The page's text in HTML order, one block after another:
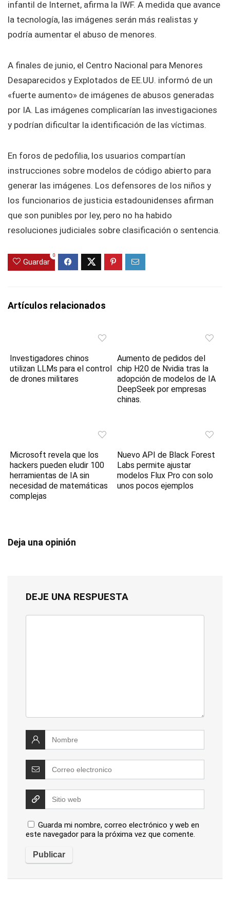
infantil de Internet, afirma la IWF. A medida que avance
la tecnología, las imágenes serán más realistas y
podría aumentar el abuso de menores.
A finales de junio, el Centro Nacional para Menores
Desaparecidos y Explotados de EE.UU. informó de un
«fuerte aumento» de imágenes de abusos generadas
por IA. Las imágenes complicarían las investigaciones
y podrían dificultar la identificación de las víctimas.
En foros de pedofilia, los usuarios compartían
instrucciones sobre modelos de código abierto para
generar las imágenes. Los defensores de los niños y
los funcionarios de justicia estadounidenses afirman
que son punibles por ley, pero no ha habido
resoluciones judiciales sobre clasificación o sentencia.
Guardar
0
Artículos relacionados
Investigadores chinos
utilizan LLMs para el control
de drones militares
Aumento de pedidos del
chip H20 de Nvidia tras la
adopción de modelos de IA
DeepSeek por empresas
chinas.
Microsoft revela que los
hackers pueden eludir 100
herramientas de IA sin
necesidad de matemáticas
complejas
Nuevo API de Black Forest
Labs permite ajustar
modelos Flux Pro con solo
unos pocos ejemplos
Deja una opinión
DEJE UNA RESPUESTA
Guarda mi nombre, correo electrónico y web en
este navegador para la próxima vez que comente.